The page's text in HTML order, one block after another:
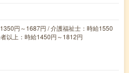
円～1687円 / 介護福祉士：時給1550
以上：時給1450円～1812円